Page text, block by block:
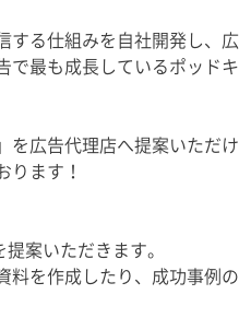
する仕組みを自社開発し、
で最も成長しているポッド
を広告代理店へ提案いただ
ります！
案いただきます。
を作成したり、成功事例